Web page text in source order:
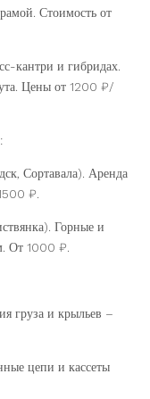
Стоимость от
кантри и гибридах.
Цены от 1200 ₽/
Сортавала). Аренда
₽.
Горные и
От 1000 ₽.
груза и крыльев –
цепи и кассеты